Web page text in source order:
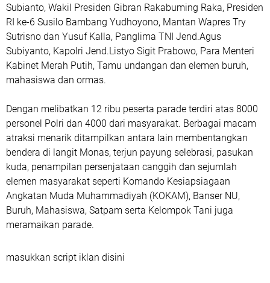
Subianto, Wakil Presiden Gibran Rakabuming Raka, Presiden
RI ke-6 Susilo Bambang Yudhoyono, Mantan Wapres Try
Sutrisno dan Yusuf Kalla, Panglima TNI Jend.Agus
Subiyanto, Kapolri Jend.Listyo Sigit Prabowo, Para Menteri
Kabinet Merah Putih, Tamu undangan dan elemen buruh,
mahasiswa dan ormas.
Dengan melibatkan 12 ribu peserta parade terdiri atas 8000
personel Polri dan 4000 dari masyarakat. Berbagai macam
atraksi menarik ditampilkan antara lain membentangkan
bendera di langit Monas, terjun payung selebrasi, pasukan
kuda, penampilan persenjataan canggih dan sejumlah
elemen masyarakat seperti Komando Kesiapsiagaan
Angkatan Muda Muhammadiyah (KOKAM), Banser NU,
Buruh, Mahasiswa, Satpam serta Kelompok Tani juga
meramaikan parade.
masukkan script iklan disini